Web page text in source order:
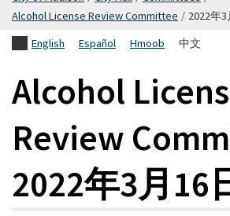
Alcohol License Review Committee / 2022年3
English
Español Hmoob 中文
Alcohol
Review
2022年3月16